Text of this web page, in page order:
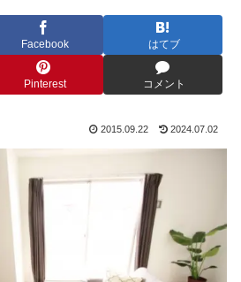
Facebook はてブ
Pinterest コメント
2015.09.22 2024.07.02